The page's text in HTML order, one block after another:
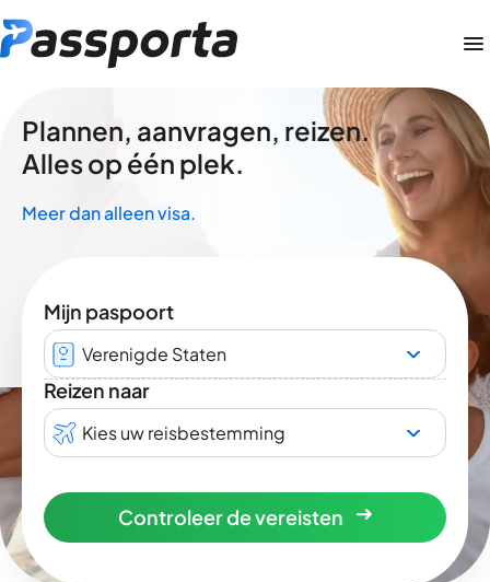
Plannen, aanvragen, reizen.
Alles op één plek.
Meer dan alleen visa.
Mijn paspoort
Verenigde Staten
Reizen naar
Kies uw reisbestemming
Controleer de vereisten